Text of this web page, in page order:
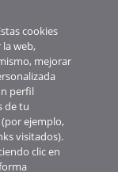
cookies
web,
mejorar
perfil
de tu
ejemplo,
visitados).
clic en